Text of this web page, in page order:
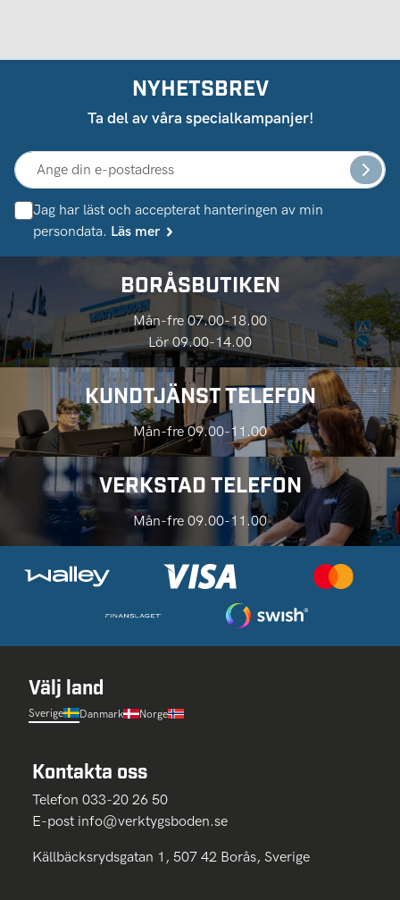
NYHETSBREV
Ta del av våra specialkampanjer!
Jag har läst och accepterat hanteringen av min
persondata. Läs mer
BORÅSBUTIKEN
Mån-fre 07.00-18.00
Lör 09.00-14.00
KUNDTJÄNST TELEFON
Mån-fre 09.00-11.00
VERKSTAD TELEFON
Mån-fre 09.00-11.00
Välj land
Sverige Danmark Norge
Kontakta oss
Telefon 033-20 26 50
E-post info@verktygsboden.se
Källbäcksrydsgatan 1, 507 42 Borås, Sverige